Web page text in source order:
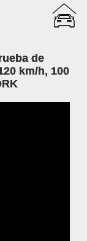
de
km/h, 100